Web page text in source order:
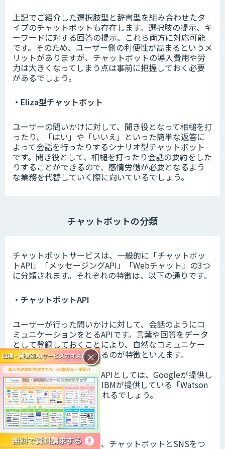
上記でご紹介した選択肢型と辞書型を組み合わせたタ
イプのチャットボットも存在します。選択肢の提示、キ
ーワードに対する回答の提示、これら両方に対応可能
です。そのため、ユーザー側の利便性が高まるというメ
リットがありますが、チャットボットの導入費用や労
力は大きくなってしまう点は事前に把握しておく必要
があるでしょう。
・Eliza型チャットボット
ユーザーの問いかけに対して、聞き役となって相槌を打
ったり、「はい」や「いいえ」といった簡単な返答に
よって会話を行ったりするシナリオ型チャットボット
です。聞き役として、相槌を打ったり会話の要約をした
りすることができるので、感情労働が必要となるよう
な業務を代替していく際に向いているでしょう。
チャットボットの分類
チャットボットサービスは、一般的に「チャットボッ
トAPI」「メッセージングAPI」「Webチャット」の3つ
に分類されます。それぞれの特徴は、以下の通りです。
・チャットボットAPI
ユーザーが行った問いかけに対して、会話のようにコ
ミュニケーションをとるAPIです。言葉や回答をデータ
として登録しておくことにより、自然なコミュニケー
ションをとれるようになるのが特徴といえます。
代表的なチャットボットAPIとしては、Googleが提供し
ている「Dialogflow」、IBMが提供している「Watson
Assistant」などが挙げられるでしょう。
・メッセージングAPI
各SNSで提供されている、チャットボットとSNSをつ
×